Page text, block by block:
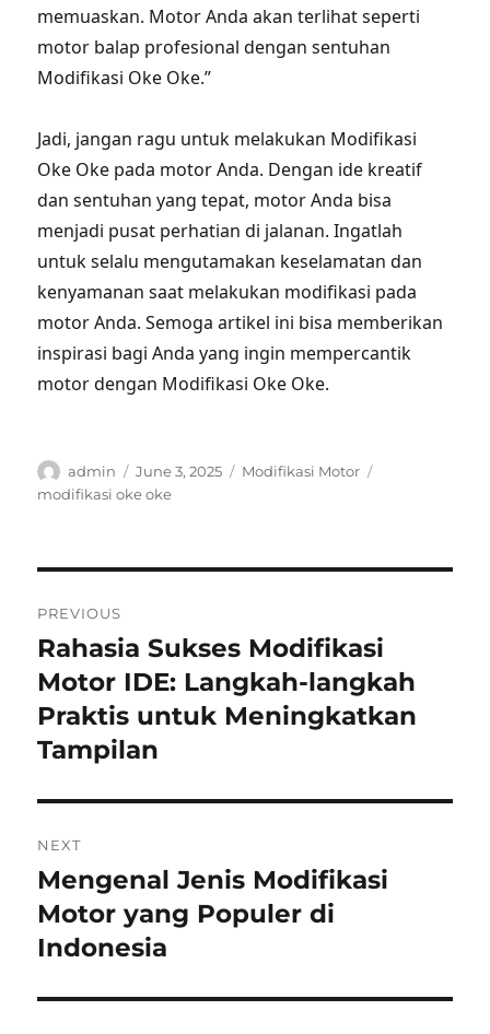
memuaskan. Motor Anda akan terlihat seperti
motor balap profesional dengan sentuhan
Modifikasi Oke Oke.”
Jadi, jangan ragu untuk melakukan Modifikasi
Oke Oke pada motor Anda. Dengan ide kreatif
dan sentuhan yang tepat, motor Anda bisa
menjadi pusat perhatian di jalanan. Ingatlah
untuk selalu mengutamakan keselamatan dan
kenyamanan saat melakukan modifikasi pada
motor Anda. Semoga artikel ini bisa memberikan
inspirasi bagi Anda yang ingin mempercantik
motor dengan Modifikasi Oke Oke.
Author
admin
Posted
on
June 3, 2025 Categories
Modifikasi Motor
modifikasi oke oke
navigation
PREVIOUS
Previous
post:
Rahasia Sukses Modifikasi
Motor IDE: Langkah-langkah
Praktis untuk Meningkatkan
Tampilan
NEXT
Next
post:
Mengenal Jenis Modifikasi
Motor yang Populer di
Indonesia